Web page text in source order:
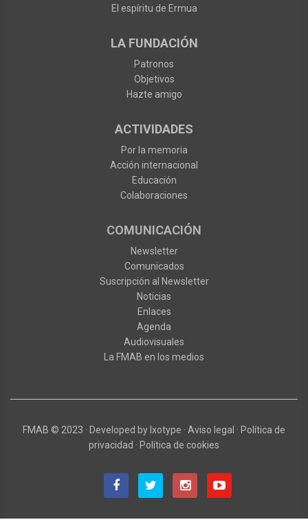
El espíritu de Ermua
LA FUNDACIÓN
Patronos
Objetivos
Hazte amigo
ACTIVIDADES
Por la memoria
Acción internacional
Educación
Colaboraciones
COMUNICACIÓN
Newsletter
Comunicados
Suscripción al Newsletter
Noticias
Enlaces
Agenda
Audiovisuales
La FMAB en los medios
FMAB © 2023 · Developed by Ixotype · Aviso legal · Política de
privacidad · Política de cookies